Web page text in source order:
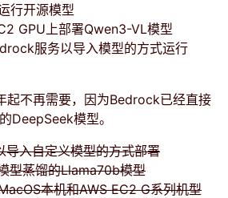
行开源模型
GPU上部署Qwen3-VL模型
服务以导入模型的方式运行
起不再需要，因为Bedrock已经直接
DeepSeek模型。
入自定义模型的方式部署
型蒸馏的Llama70b模型
本机和AWS EC2 G系列机型